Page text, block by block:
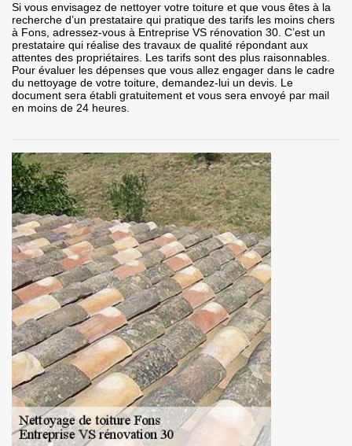
Si vous envisagez de nettoyer votre toiture et que vous êtes à la
recherche d’un prestataire qui pratique des tarifs les moins chers
à Fons, adressez-vous à Entreprise VS rénovation 30. C’est un
prestataire qui réalise des travaux de qualité répondant aux
attentes des propriétaires. Les tarifs sont des plus raisonnables.
Pour évaluer les dépenses que vous allez engager dans le cadre
du nettoyage de votre toiture, demandez-lui un devis. Le
document sera établi gratuitement et vous sera envoyé par mail
en moins de 24 heures.